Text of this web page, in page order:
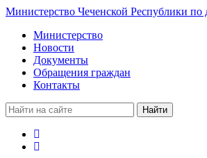
Министерство Чеченской Республики по
Министерство
Новости
Документы
Обращения граждан
Контакты
Найти